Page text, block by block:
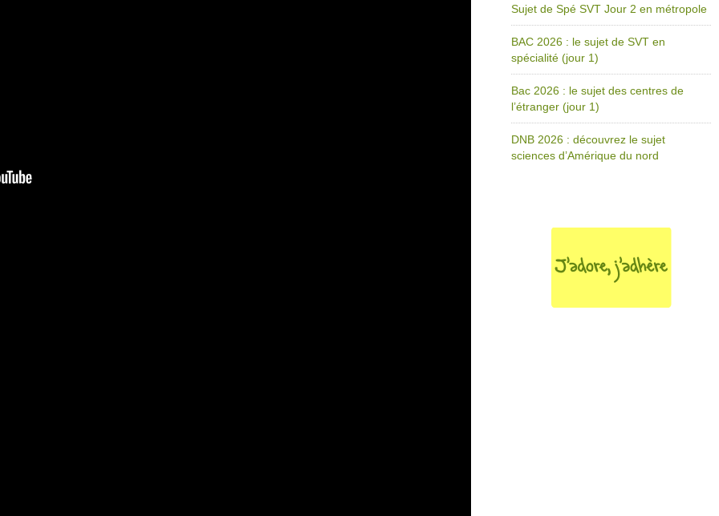
Sujet de Spé SVT Jour 2 en métropole
BAC 2026 : le sujet de SVT en
spécialité (jour 1)
Bac 2026 : le sujet des centres de
l’étranger (jour 1)
DNB 2026 : découvrez le sujet
sciences d’Amérique du nord